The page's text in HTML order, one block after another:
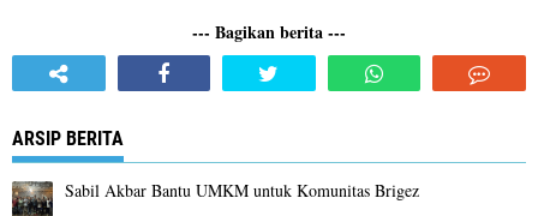
--- Bagikan berita ---
ARSIP BERITA
Sabil Akbar Bantu UMKM untuk Komunitas Brigez